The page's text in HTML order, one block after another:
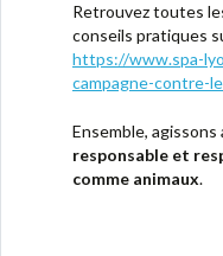
Retrouvez toutes
conseils pratiques
https://www.spa-
campagne-contre-
Ensemble,
responsable et
comme animaux.